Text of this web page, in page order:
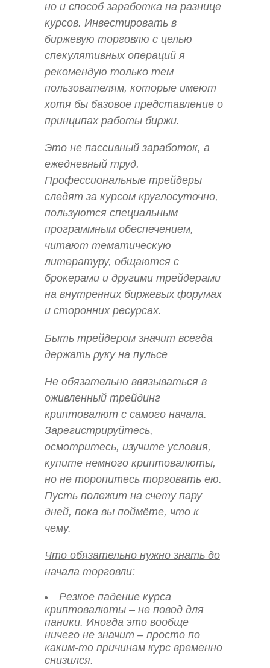
но и способ заработка на разнице
курсов. Инвестировать в
биржевую торговлю с целью
спекулятивных операций я
рекомендую только тем
пользователям, которые имеют
хотя бы базовое представление о
принципах работы биржи.
Это не пассивный заработок, а
ежедневный труд.
Профессиональные трейдеры
следят за курсом круглосуточно,
пользуются специальным
программным обеспечением,
читают тематическую
литературу, общаются с
брокерами и другими трейдерами
на внутренних биржевых форумах
и сторонних ресурсах.
Быть трейдером значит всегда
держать руку на пульсе
Не обязательно ввязываться в
оживленный трейдинг
криптовалют с самого начала.
Зарегистрируйтесь,
осмотритесь, изучите условия,
купите немного криптовалюты,
но не торопитесь торговать ею.
Пусть полежит на счету пару
дней, пока вы поймёте, что к
чему.
Что обязательно нужно знать до
начала торговли:
Резкое падение курса
криптовалюты – не повод для
паники. Иногда это вообще
ничего не значит – просто по
каким-то причинам курс временно
снизился.